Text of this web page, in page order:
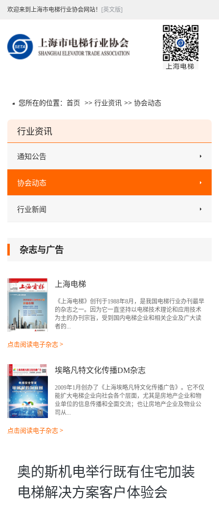
欢迎来到上海市电梯行业协会网站！ [英文版]
您所在的位置： 首页 >> 行业资讯 >> 协会动态
行业资讯
通知公告
协会动态
行业新闻
杂志与广告
上海电梯
《上海电梯》创刊于1988年8月，是我国电梯行业办刊最早
的杂志之一。因为它一直坚持以电梯技术理论和应用技术
为主的办刊宗旨，受到国内电梯企业和相关企业及广大读
者的...
点击阅读电子杂志 >
埃略凡特文化传播DM杂志
2009年1月创办了《上海埃略凡特文化传播广告》。它不仅
能扩大电梯企业向社会各个层面，尤其是房地产企业和物
业单位的信息传播和全面交流；也让房地产企业及物业公
司从...
点击阅读电子杂志 >
奥的斯机电举行既有住宅加装
电梯解决方案客户体验会